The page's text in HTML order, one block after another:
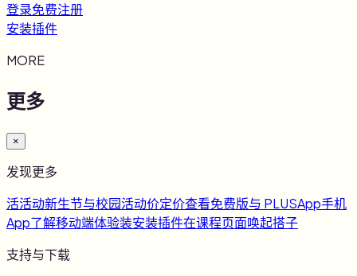
登录免费注册
安装插件
MORE
更多
×
发现更多
活活动新生节与校园活动价定价查看免费版与 PLUSApp手机
App了解移动端体验装安装插件在课程页面唤起搭子
支持与下载